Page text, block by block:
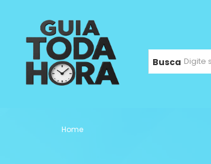
Busca
Home